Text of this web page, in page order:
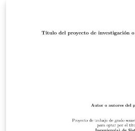
estudiantes y docentes de la